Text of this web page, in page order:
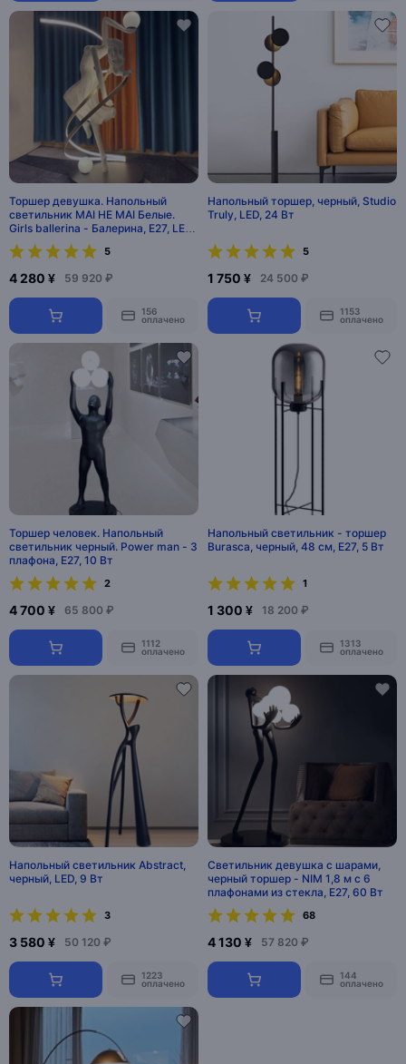
Торшер девушка. Напольный
светильник MAI HE MAI Белые.
Girls ballerina - Балерина, E27, LED,
70 Вт
5
4 280 ¥ 59 920 ₽
156
оплачено
Напольный торшер, черный, Studio
Truly, LED, 24 Вт
5
1 750 ¥ 24 500 ₽
1153
оплачено
Торшер человек. Напольный
светильник черный. Power man - 3
плафона, E27, 10 Вт
2
4 700 ¥ 65 800 ₽
1112
оплачено
Напольный светильник - торшер
Burasca, черный, 48 см, E27, 5 Вт
1
1 300 ¥ 18 200 ₽
1313
оплачено
Напольный светильник Abstract,
черный, LED, 9 Вт
3
3 580 ¥ 50 120 ₽
1223
оплачено
Светильник девушка с шарами,
черный торшер - NIM 1,8 м с 6
плафонами из стекла, E27, 60 Вт
68
4 130 ¥ 57 820 ₽
144
оплачено